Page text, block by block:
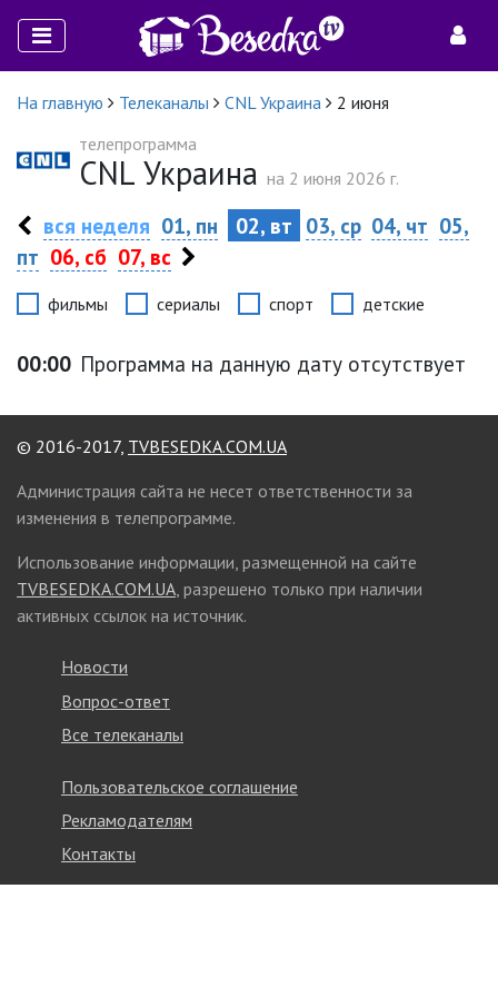
На главную Телеканалы CNL Украина
2 июня
телепрограмма
CNL Украина на 2 июня 2026 г.
вся неделя 01, пн 02, вт 03, ср 04, чт 05,
пт 06, сб 07, вс
фильмы сериалы спорт детские
00:00 Программа на данную дату отсутствует
© 2016-2017, TVBESEDKA.COM.UA
Администрация сайта не несет ответственности за
изменения в телепрограмме.
Использование информации, размещенной на сайте
TVBESEDKA.COM.UA, разрешено только при наличии
активных ссылок на источник.
Новости
Вопрос-ответ
Все телеканалы
Пользовательское соглашение
Рекламодателям
Контакты